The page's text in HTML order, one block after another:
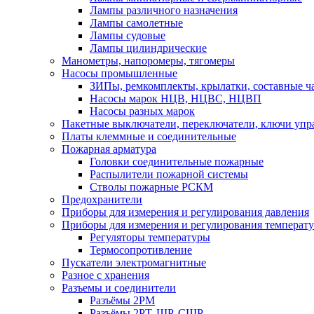
Лампы различного назначения
Лампы самолетные
Лампы судовые
Лампы цилиндрические
Манометры, напоромеры, тягомеры
Насосы промышленные
ЗИПы, ремкомплекты, крылатки, составные
Насосы марок НЦВ, НЦВС, НЦВП
Насосы разных марок
Пакетные выключатели, переключатели, ключи
Платы клеммные и соединительные
Пожарная арматура
Головки соединительные пожарные
Распылители пожарной системы
Стволы пожарные РСКМ
Предохранители
Приборы для измерения и регулирования давления
Приборы для измерения и регулирования
Регуляторы температуры
Термосопротивление
Пускатели электромагнитные
Разное с хранения
Разъемы и соединители
Разъёмы 2РМ